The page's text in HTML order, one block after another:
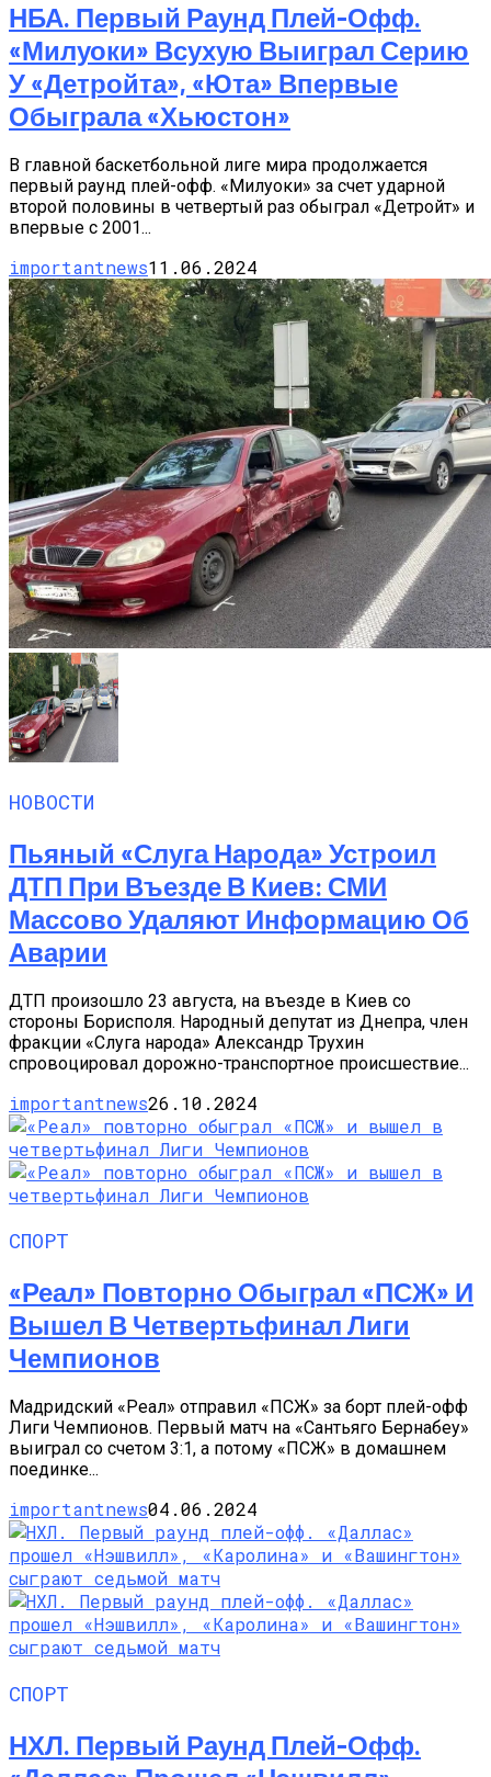
НБА. Первый Раунд Плей-Офф.
«Милуоки» Всухую Выиграл Серию
У «Детройта», «Юта» Впервые
Обыграла «Хьюстон»
В главной баскетбольной лиге мира продолжается
первый раунд плей-офф. «Милуоки» за счет ударной
второй половины в четвертый раз обыграл «Детройт» и
впервые с 2001...
importantnews11.06.2024
НОВОСТИ
Пьяный «слуга Народа» Устроил
ДТП При Въезде В Киев: СМИ
Массово Удаляют Информацию Об
Аварии
ДТП произошло 23 августа, на въезде в Киев со
стороны Борисполя. Народный депутат из Днепра, член
фракции «Слуга народа» Александр Трухин
спровоцировал дорожно-транспортное происшествие...
importantnews26.10.2024
СПОРТ
«Реал» Повторно Обыграл «ПСЖ» И
Вышел В Четвертьфинал Лиги
Чемпионов
Мадридский «Реал» отправил «ПСЖ» за борт плей-офф
Лиги Чемпионов. Первый матч на «Сантьяго Бернабеу»
выиграл со счетом 3:1, а потому «ПСЖ» в домашнем
поединке...
importantnews04.06.2024
СПОРТ
НХЛ. Первый Раунд Плей-Офф.